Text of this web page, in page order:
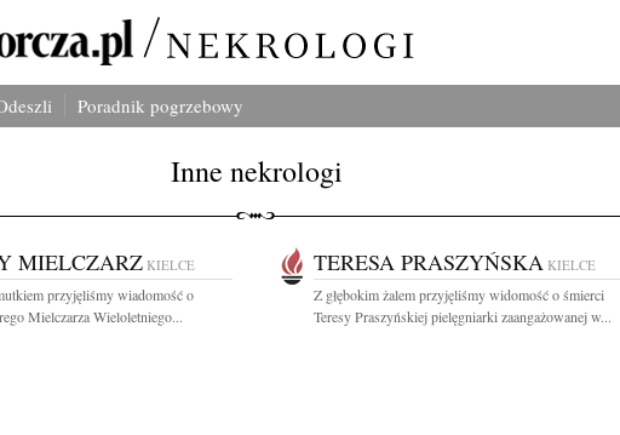
Poradnik pogrzebowy
Inne nekrologi
MIELCZARZ KIELCE
przyjęliśmy wiadomość o
Mielczarza Wieloletniego...
TERESA PRASZYŃSKA KIELCE
Z głębokim żalem przyjęliśmy widomość o śmierci
Teresy Praszyńskiej pielęgniarki zaangażowanej w...